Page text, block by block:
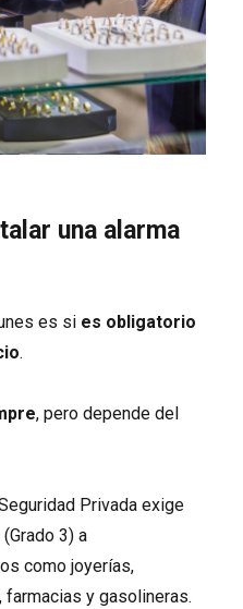
una alarma
es si es obligatorio
.
, pero depende del
Privada exige
3) a
como joyerías,
y gasolineras.